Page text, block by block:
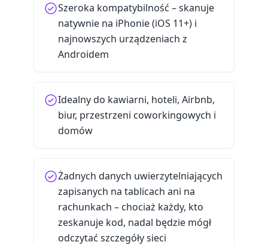
Szeroka kompatybilność – skanuje
natywnie na iPhonie (iOS 11+) i
najnowszych urządzeniach z
Androidem
Idealny do kawiarni, hoteli, Airbnb,
biur, przestrzeni coworkingowych i
domów
Żadnych danych uwierzytelniających
zapisanych na tablicach ani na
rachunkach – chociaż każdy, kto
zeskanuje kod, nadal będzie mógł
odczytać szczegóły sieci